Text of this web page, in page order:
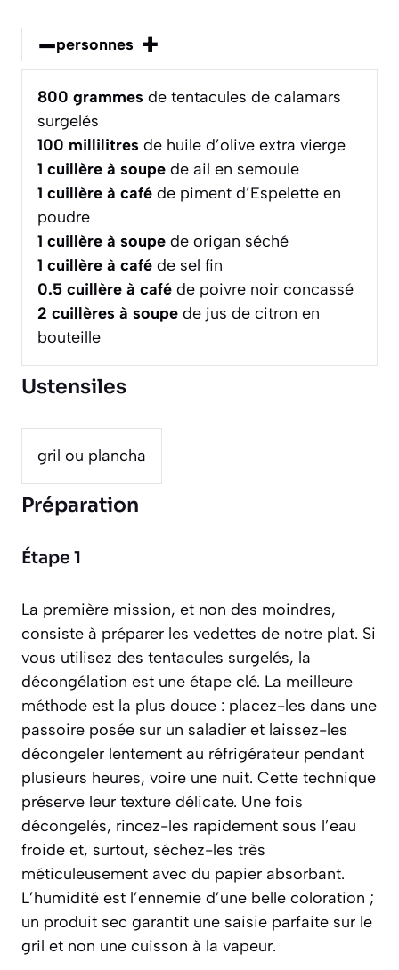
–personnes +
800 grammes de tentacules de calamars
surgelés
100 millilitres de huile d’olive extra vierge
1 cuillère à soupe de ail en semoule
1 cuillère à café de piment d’Espelette en
poudre
1 cuillère à soupe de origan séché
1 cuillère à café de sel fin
0.5 cuillère à café de poivre noir concassé
2 cuillères à soupe de jus de citron en
bouteille
Ustensiles
gril ou plancha
Préparation
Étape 1
La première mission, et non des moindres,
consiste à préparer les vedettes de notre plat. Si
vous utilisez des tentacules surgelés, la
décongélation est une étape clé. La meilleure
méthode est la plus douce : placez-les dans une
passoire posée sur un saladier et laissez-les
décongeler lentement au réfrigérateur pendant
plusieurs heures, voire une nuit. Cette technique
préserve leur texture délicate. Une fois
décongelés, rincez-les rapidement sous l’eau
froide et, surtout, séchez-les très
méticuleusement avec du papier absorbant.
L’humidité est l’ennemie d’une belle coloration ;
un produit sec garantit une saisie parfaite sur le
gril et non une cuisson à la vapeur.